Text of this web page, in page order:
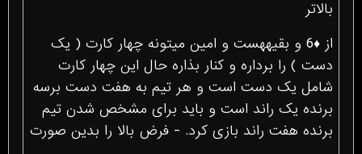
بالاتر
از ♦6 و بقیههست و امین میتونه چهار کارت ( یک
دست ) را برداره و کنار بذاره حال این چهار کارت
شامل یک دست است و هر تیم به هفت دست برسه
برنده یک راند است و باید برای مشخص شدن تیم
برنده هفت راند بازی کرد. - فرض بالا را بدین صورت